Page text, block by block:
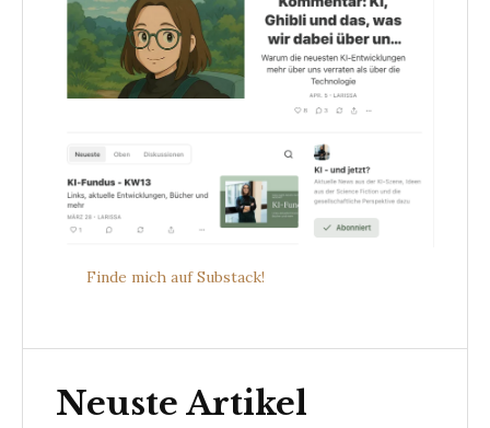
Finde mich auf Substack!
Neuste Artikel